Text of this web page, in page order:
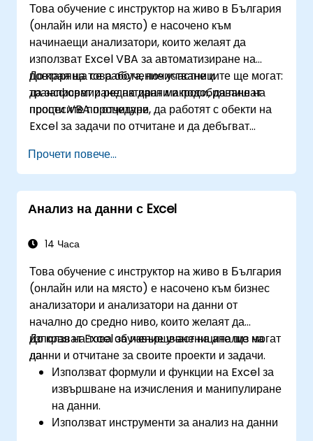
специалисти по обработка на данни и офис
професионалисти, които искат да
усъвършенстват уменията си в Excel от средно
до експертно ниво. Разширете възможностите
си за анализ на данни, оптимизирайте
работните процеси по създаване на отчети и
отключете пълния потенциал на Microsoft
Excel за по-добро вземане на решения и
повишена продуктивност на работното място.
Това обучение с инструктор на живо в България
(онлайн или на място) е насочено към
начинаещи анализатори, които желаят да
използват Excel VBA за автоматизиране на
повтаряща се работа, почистване и
трансформиране на данни и подобряване на
процесите по отчитане.
До края на това обучение участниците ще могат:
да записват и редактират макроси, да пишат
прости VBA процедури, да работят с обекти на
Excel за задачи по отчитане и да дебъгват
Прочети повече...
Анализ на данни с Excel
14 Часа
Това обучение с инструктор на живо в България
(онлайн или на място) е насочено към бизнес
анализатори и анализатори на данни от
начално до средно ниво, които желаят да
използват Excel за извършване на анализ на
данни и отчитане за своите проекти и задачи.
До края на това обучение участниците ще могат
да:
Използват формули и функции на Excel за
извършване на изчисления и манипулиране
на данни.
Използват инструменти за анализ на данни